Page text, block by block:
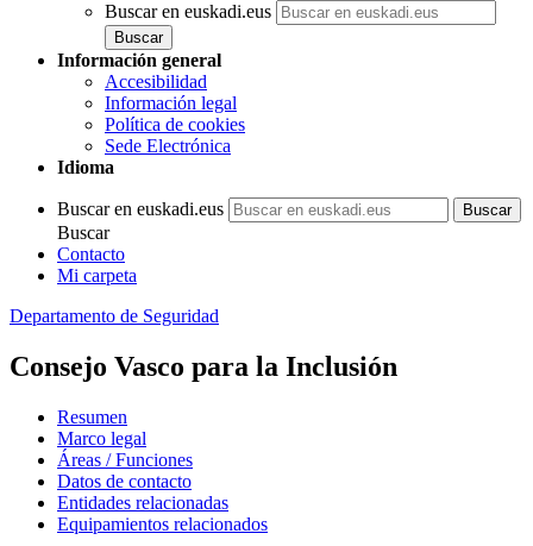
Buscar en euskadi.eus
Información general
Accesibilidad
Información legal
Política de cookies
Sede Electrónica
Idioma
Buscar en euskadi.eus
Buscar
Contacto
Mi carpeta
Departamento de Seguridad
Consejo Vasco para la Inclusión
Resumen
Marco legal
Áreas / Funciones
Datos de contacto
Entidades relacionadas
Equipamientos relacionados